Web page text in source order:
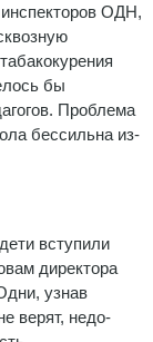
ОДН,
бы
Про­блема
бессильна из­
вступили
директора
узнав
верят, недо­